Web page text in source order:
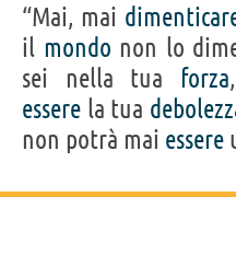
“Mai, mai
il mondo non lo
sei nella tua forza
essere la tua
non potrà mai essere